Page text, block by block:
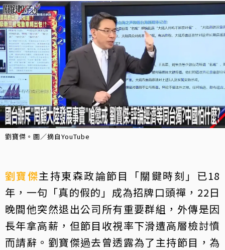
劉寶傑。圖／摘自YouTube
劉寶傑主持東森政論節目「關鍵時刻」已18
年，一句「真的假的」成為招牌口頭禪，22日
晚間他突然退出公司所有重要群組，外傳是因
長年拿高薪，但節目收視率下滑遭高層檢討憤
而請辭。劉寶傑過去曾透露為了主持節目，為